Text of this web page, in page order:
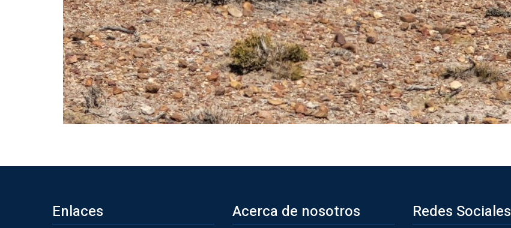
Enlaces Acerca de nosotros Redes Sociales